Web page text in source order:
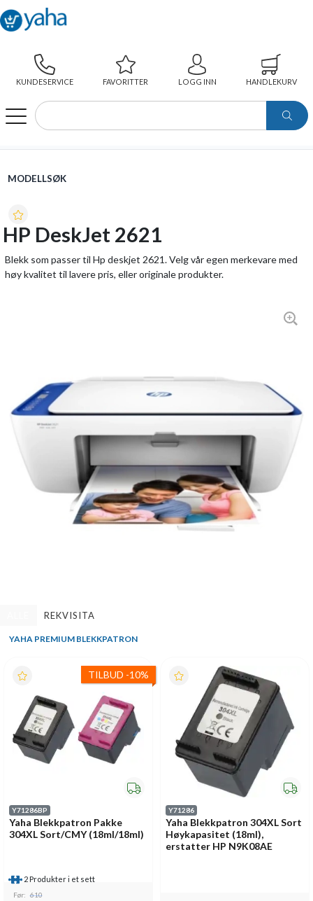
KUNDESERVICE FAVORITTER LOGG INN HANDLEKURV
WEBSHOP
MODELLSØK
HP DeskJet 2621
Blekk som passer til Hp deskjet 2621. Velg vår egen merkevare med
høy kvalitet til lavere pris, eller originale produkter.
REKVISITA
YAHA PREMIUM BLEKKPATRON
TILBUD -10%
Y71286BP
Yaha Blekkpatron Pakke
304XL Sort/CMY (18ml/18ml)
2 Produkter i et sett
Før: 610
Y71286
Yaha Blekkpatron 304XL Sort
Høykapasitet (18ml),
erstatter HP N9K08AE